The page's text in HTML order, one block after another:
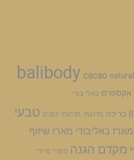
balibody cacao natural
אקספרס באלי בודי
בריכה הדרגתי הדרגתי לפנים טבעי
מארז באליבודי מארז שיזוף
מקדם הגנה ספריי מיידי